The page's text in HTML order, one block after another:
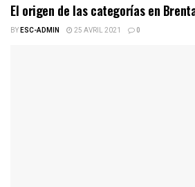
El origen de las categorías en
BYESC-ADMIN 25 AVRIL 2021 0